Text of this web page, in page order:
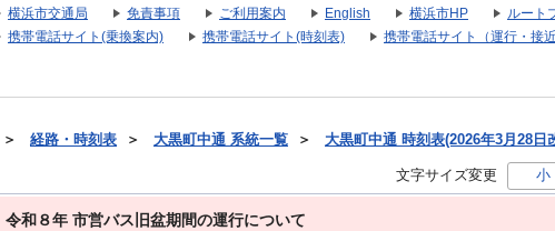
横浜市交通局 免責事項 ご利用案内 English 横浜市HP ルート
携帯電話サイト(乗換案内)
携帯電話サイト(時刻表) 携帯電話サイト（運行・接近
＞ 経路・時刻表 ＞ 大黒町中通 系統一覧 ＞ 大黒町中通 時刻表(2026年3月28日
文字サイズ変更 小
令和８年 市営バス旧盆期間の運行について